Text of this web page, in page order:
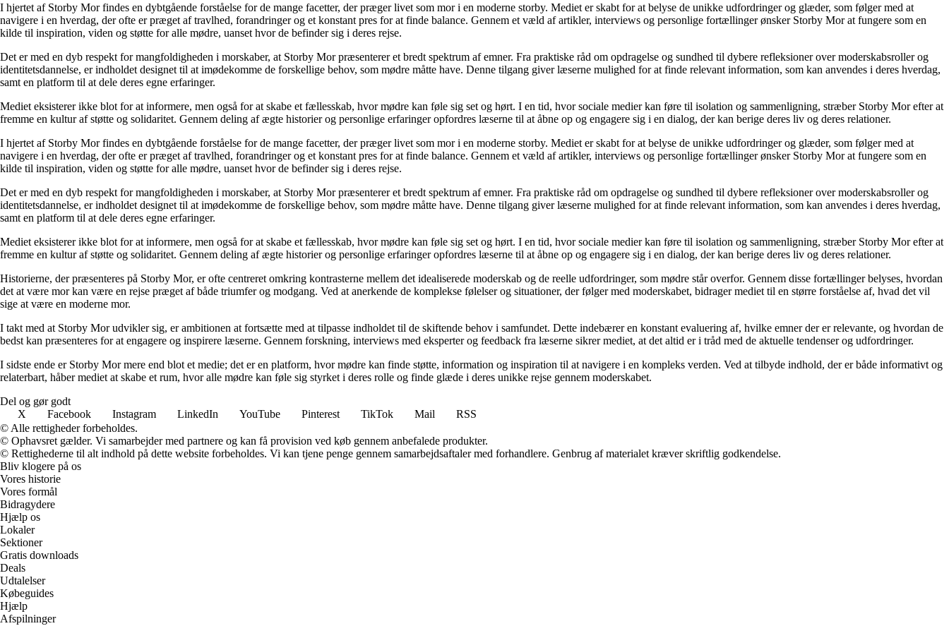
I hjertet af Storby Mor findes en dybtgående forståelse for de mange facetter, der præger livet som mor i en moderne storby. Mediet er skabt for at belyse de unikke udfordringer og glæder, som følger med at
navigere i en hverdag, der ofte er præget af travlhed, forandringer og et konstant pres for at finde balance. Gennem et væld af artikler, interviews og personlige fortællinger ønsker Storby Mor at fungere som en
kilde til inspiration, viden og støtte for alle mødre, uanset hvor de befinder sig i deres rejse.
Det er med en dyb respekt for mangfoldigheden i morskaber, at Storby Mor præsenterer et bredt spektrum af emner. Fra praktiske råd om opdragelse og sundhed til dybere refleksioner over moderskabsroller og
identitetsdannelse, er indholdet designet til at imødekomme de forskellige behov, som mødre måtte have. Denne tilgang giver læserne mulighed for at finde relevant information, som kan anvendes i deres hverdag,
samt en platform til at dele deres egne erfaringer.
Mediet eksisterer ikke blot for at informere, men også for at skabe et fællesskab, hvor mødre kan føle sig set og hørt. I en tid, hvor sociale medier kan føre til isolation og sammenligning, stræber Storby Mor efter at
fremme en kultur af støtte og solidaritet. Gennem deling af ægte historier og personlige erfaringer opfordres læserne til at åbne op og engagere sig i en dialog, der kan berige deres liv og deres relationer.
I hjertet af Storby Mor findes en dybtgående forståelse for de mange facetter, der præger livet som mor i en moderne storby. Mediet er skabt for at belyse de unikke udfordringer og glæder, som følger med at
navigere i en hverdag, der ofte er præget af travlhed, forandringer og et konstant pres for at finde balance. Gennem et væld af artikler, interviews og personlige fortællinger ønsker Storby Mor at fungere som en
kilde til inspiration, viden og støtte for alle mødre, uanset hvor de befinder sig i deres rejse.
Det er med en dyb respekt for mangfoldigheden i morskaber, at Storby Mor præsenterer et bredt spektrum af emner. Fra praktiske råd om opdragelse og sundhed til dybere refleksioner over moderskabsroller og
identitetsdannelse, er indholdet designet til at imødekomme de forskellige behov, som mødre måtte have. Denne tilgang giver læserne mulighed for at finde relevant information, som kan anvendes i deres hverdag,
samt en platform til at dele deres egne erfaringer.
Mediet eksisterer ikke blot for at informere, men også for at skabe et fællesskab, hvor mødre kan føle sig set og hørt. I en tid, hvor sociale medier kan føre til isolation og sammenligning, stræber Storby Mor efter at
fremme en kultur af støtte og solidaritet. Gennem deling af ægte historier og personlige erfaringer opfordres læserne til at åbne op og engagere sig i en dialog, der kan berige deres liv og deres relationer.
Historierne, der præsenteres på Storby Mor, er ofte centreret omkring kontrasterne mellem det idealiserede moderskab og de reelle udfordringer, som mødre står overfor. Gennem disse fortællinger belyses, hvordan
det at være mor kan være en rejse præget af både triumfer og modgang. Ved at anerkende de komplekse følelser og situationer, der følger med moderskabet, bidrager mediet til en større forståelse af, hvad det vil
sige at være en moderne mor.
I takt med at Storby Mor udvikler sig, er ambitionen at fortsætte med at tilpasse indholdet til de skiftende behov i samfundet. Dette indebærer en konstant evaluering af, hvilke emner der er relevante, og hvordan de
bedst kan præsenteres for at engagere og inspirere læserne. Gennem forskning, interviews med eksperter og feedback fra læserne sikrer mediet, at det altid er i tråd med de aktuelle tendenser og udfordringer.
I sidste ende er Storby Mor mere end blot et medie; det er en platform, hvor mødre kan finde støtte, information og inspiration til at navigere i en kompleks verden. Ved at tilbyde indhold, der er både informativt og
relaterbart, håber mediet at skabe et rum, hvor alle mødre kan føle sig styrket i deres rolle og finde glæde i deres unikke rejse gennem moderskabet.
Del og gør godt
X
Facebook Instagram LinkedIn YouTube Pinterest TikTok Mail
RSS
© Alle rettigheder forbeholdes.
© Ophavsret gælder. Vi samarbejder med partnere og kan få provision ved køb gennem anbefalede produkter.
© Rettighederne til alt indhold på dette website forbeholdes. Vi kan tjene penge gennem samarbejdsaftaler med forhandlere. Genbrug af materialet kræver skriftlig godkendelse.
Bliv klogere på os
Vores historie
Vores formål
Bidragydere
Hjælp os
Lokaler
Sektioner
Gratis downloads
Deals
Udtalelser
Købeguides
Hjælp
Afspilninger